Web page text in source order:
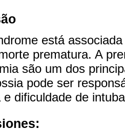
está
prematura. A
são um dos
pode ser
e dificuldade de